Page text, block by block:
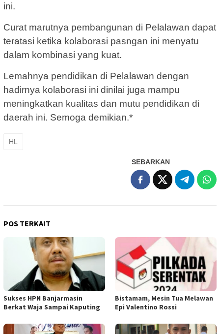
ini.
Curat marutnya pembangunan di Pelalawan dapat
teratasi ketika kolaborasi pasngan ini menyatu
dalam kombinasi yang kuat.
Lemahnya pendidikan di Pelalawan dengan
hadirnya kolaborasi ini dinilai juga mampu
meningkatkan kualitas dan mutu pendidikan di
daerah ini. Semoga demikian.*
HL
SEBARKAN
POS TERKAIT
Sukses HPN Banjarmasin
Berkat Waja Sampai Kaputing
Bistamam, Mesin Tua Melawan
Epi Valentino Rossi